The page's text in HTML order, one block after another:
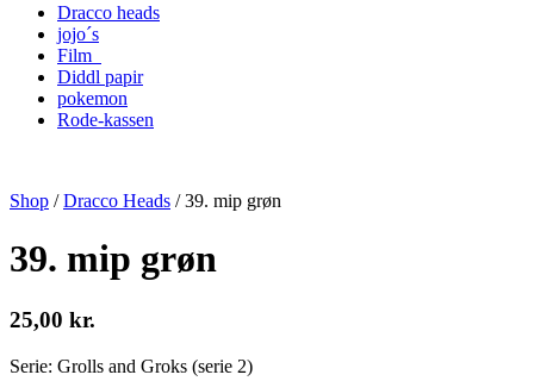
Dracco heads
jojo´s
Film
Diddl papir
pokemon
Rode-kassen
Shop /Dracco Heads /39. mip grøn
39. mip grøn
25,00 kr.
Serie: Grolls and Groks (serie 2)